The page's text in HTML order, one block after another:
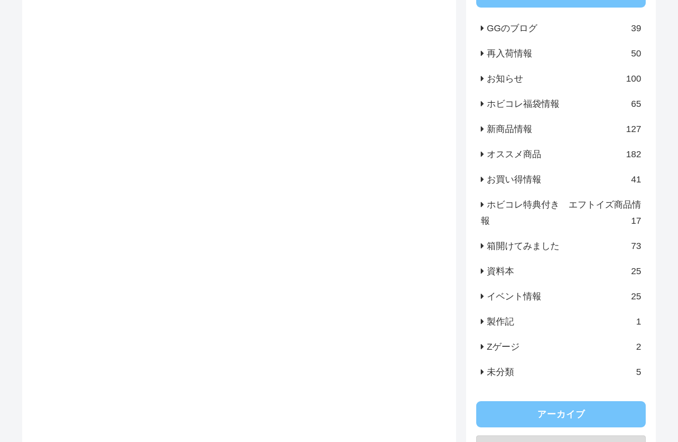
GGのブログ 39
再入荷情報 50
お知らせ 100
ホビコレ福袋情報 65
新商品情報 127
オススメ商品 182
お買い得情報 41
ホビコレ特典付き エフトイズ商品情
報
17
箱開けてみました 73
資料本 25
イベント情報 25
製作記 1
Zゲージ 2
未分類 5
アーカイブ